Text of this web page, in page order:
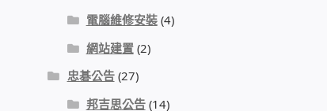
電腦維修安裝(4)
網站建置(2)
忠碁公告(27)
邦吉思公告(14)